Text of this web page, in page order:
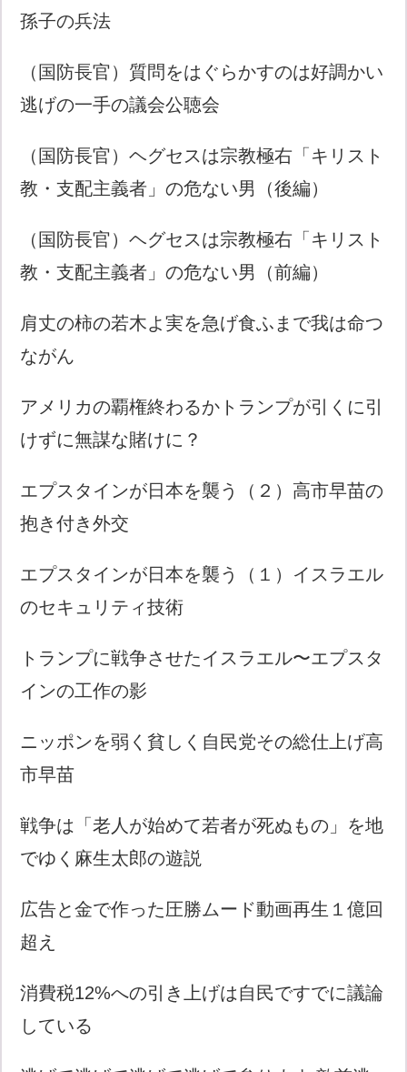
孫子の兵法
（国防長官）質問をはぐらかすのは好調かい
逃げの一手の議会公聴会
（国防長官）ヘグセスは宗教極右「キリスト
教・支配主義者」の危ない男（後編）
（国防長官）ヘグセスは宗教極右「キリスト
教・支配主義者」の危ない男（前編）
肩丈の柿の若木よ実を急げ食ふまで我は命つ
ながん
アメリカの覇権終わるかトランプが引くに引
けずに無謀な賭けに？
エプスタインが日本を襲う（２）高市早苗の
抱き付き外交
エプスタインが日本を襲う（１）イスラエル
のセキュリティ技術
トランプに戦争させたイスラエル〜エプスタ
インの工作の影
ニッポンを弱く貧しく自民党その総仕上げ高
市早苗
戦争は「老人が始めて若者が死ぬもの」を地
でゆく麻生太郎の遊説
広告と金で作った圧勝ムード動画再生１億回
超え
消費税12%への引き上げは自民ですでに議論
している